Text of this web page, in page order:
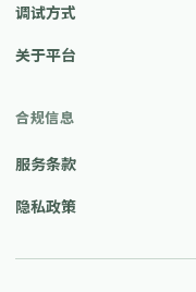
调试方式
关于平台
合规信息
服务条款
隐私政策